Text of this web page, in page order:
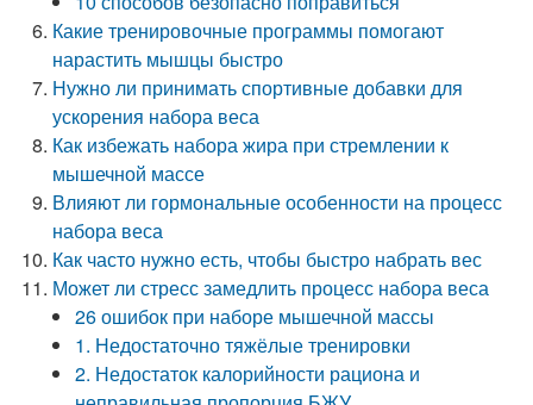
Какие тренировочные программы помогают
нарастить мышцы быстро
Нужно ли принимать спортивные добавки для
ускорения набора веса
Как избежать набора жира при стремлении к
мышечной массе
Влияют ли гормональные особенности на процесс
набора веса
Как часто нужно есть, чтобы быстро набрать вес
Может ли стресс замедлить процесс набора веса
26 ошибок при наборе мышечной массы
1. Недостаточно тяжёлые тренировки
2. Недостаток калорийности рациона и